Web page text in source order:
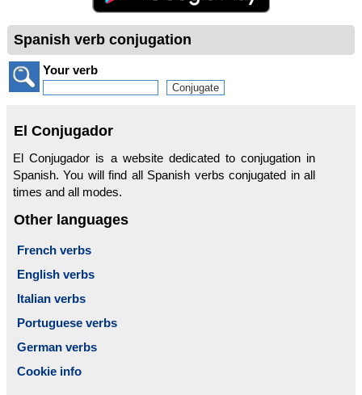
Spanish verb conjugation
Your verb
El Conjugador
El Conjugador is a website dedicated to conjugation in
Spanish. You will find all Spanish verbs conjugated in all
times and all modes.
Other languages
French verbs
English verbs
Italian verbs
Portuguese verbs
German verbs
Cookie info